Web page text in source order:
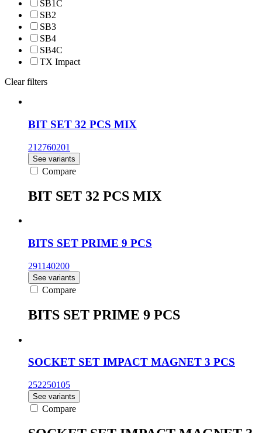
SB1C
SB2
SB3
SB4
SB4C
TX Impact
Clear filters
BIT SET 32 PCS MIX
212760201
See variants
Compare
BIT SET 32 PCS MIX
BITS SET PRIME 9 PCS
291140200
See variants
Compare
BITS SET PRIME 9 PCS
SOCKET SET IMPACT MAGNET 3 PCS
252250105
See variants
Compare